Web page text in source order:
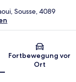
Karte
Sousse, 4089
Fortbewegung vor
Ort